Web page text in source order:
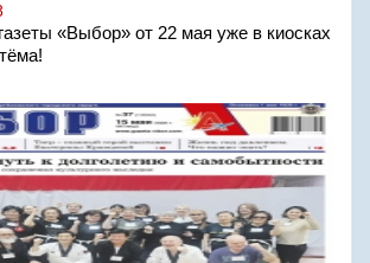
«Выбор» от 22 мая уже в киосках